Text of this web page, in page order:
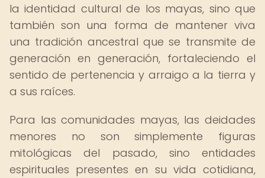
la identidad cultural de los mayas, sino que
también son una forma de mantener viva
una tradición ancestral que se transmite de
generación en generación, fortaleciendo el
sentido de pertenencia y arraigo a la tierra y
a sus raíces.
Para las comunidades mayas, las deidades
menores no son simplemente figuras
mitológicas del pasado, sino entidades
espirituales presentes en su vida cotidiana,